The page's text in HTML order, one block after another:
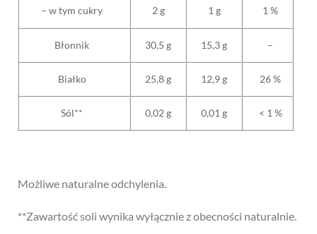
– w tym cukry
2 g
1 g
1 %
Błonnik 30,5 g 15,3 g –
Białko 25,8 g 12,9 g 26 %
Sól** 0,02 g 0,01 g < 1 %
Możliwe naturalne odchylenia.
**Zawartość soli wynika wyłącznie z obecności naturalnie.